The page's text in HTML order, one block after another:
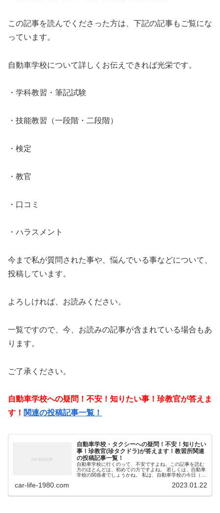
この記事を読んでくださった方は、下記の記事もご覧にな
っています。
自動車学校について詳しくお伝えできれば光栄です。
・学科教習・筆記試験
・技能教習（一段階・二段階）
・検定
・教官
・口コミ
・ハラスメント
今まで私が質問された事や、悩んでいる事などについて、
投稿しています。
よろしければ、お読みください。
一覧ですので、今、お読みの記事が含まれている場合もあ
ります。
ご了承ください。
自動車学校への疑問！不安！知りたい事！珍教官が答えま
す！ 関連の投稿記事一覧！
自動車学校・タクシーへの疑問！不安！知りたい
事！珍教官(珍タクドラ)が答えます！教習所関連
の投稿記事一覧！
自動車学校に行くのって、不安ですよね。この記事を読む
方のほとんどは、初めての方ですよね。 若しくは、自動車
学校の関係者でしょうかね。 私は、自動車学校の今日（教
car-life-1980.com 2023.01.22